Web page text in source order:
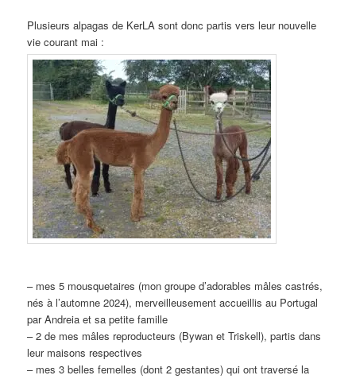
Plusieurs alpagas de KerLA sont donc partis vers leur nouvelle
vie courant mai :
– mes 5 mousquetaires (mon groupe d’adorables mâles castrés,
nés à l’automne 2024), merveilleusement accueillis au Portugal
par Andreia et sa petite famille
– 2 de mes mâles reproducteurs (Bywan et Triskell), partis dans
leur maisons respectives
– mes 3 belles femelles (dont 2 gestantes) qui ont traversé la